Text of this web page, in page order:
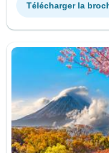
Télécharger la